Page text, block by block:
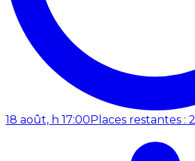
18 août, h 17:00Places restantes : 2